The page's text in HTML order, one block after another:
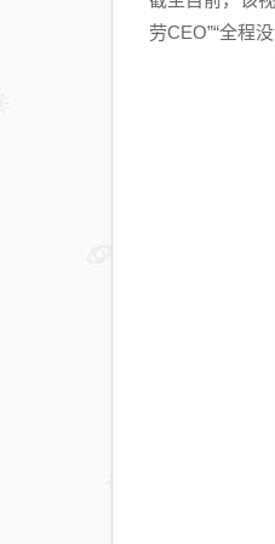
劳CEO”“全程